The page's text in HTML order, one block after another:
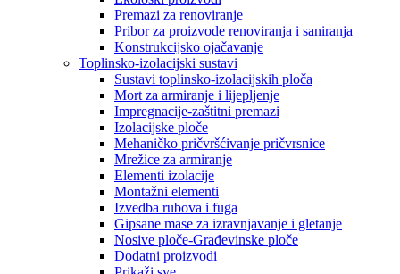
Premazi za renoviranje
Pribor za proizvode renoviranja i saniranja
Konstrukcijsko ojačavanje
Toplinsko-izolacijski sustavi
Sustavi toplinsko-izolacijskih ploča
Mort za armiranje i lijepljenje
Impregnacije-zaštitni premazi
Izolacijske ploče
Mehaničko pričvršćivanje pričvrsnice
Mrežice za armiranje
Elementi izolacije
Montažni elementi
Izvedba rubova i fuga
Gipsane mase za izravnjavanje i gletanje
Nosive ploče-Građevinske ploče
Dodatni proizvodi